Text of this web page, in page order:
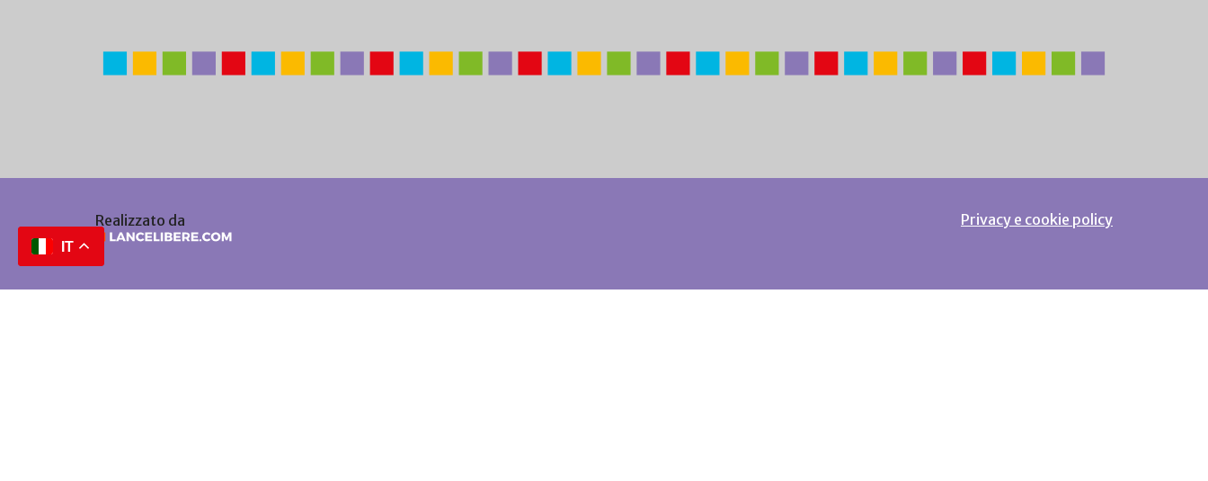
Realizzato da Privacy e cookie policy
IT